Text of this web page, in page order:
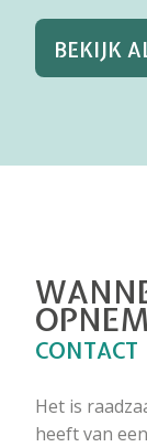
BEKIJK
CONTACT
Het is
heeft van